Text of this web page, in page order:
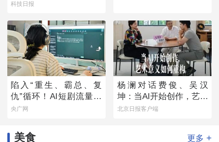
科技日报
陷入“重生、霸总、复
仇”循环！AI短剧流量狂
欢背后
央广网
杨澜对话费俊、吴汉
坤：当AI开始创作，艺术
意义如何重构
北京日报客户端
美食 更多 +